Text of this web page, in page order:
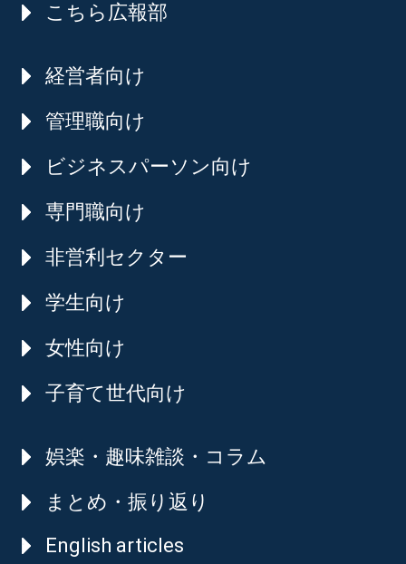
こちら広報部
経営者向け
管理職向け
ビジネスパーソン向け
専門職向け
非営利セクター
学生向け
女性向け
子育て世代向け
娯楽・趣味雑談・コラム
まとめ・振り返り
English articles